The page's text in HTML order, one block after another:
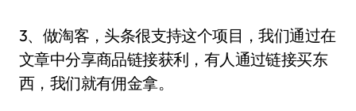
3、做淘客，头条很支持这个项目，我们通过在
文章中分享商品链接获利，有人通过链接买东
西，我们就有佣金拿。